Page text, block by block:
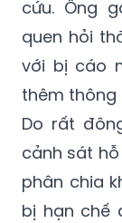
thường,
có tài liệu
cứu. Ông
quen hỏi
với bị cáo
thêm thông
Do rất
cảnh sát